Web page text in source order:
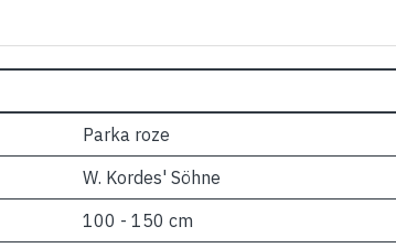
Parka roze
W. Kordes' Söhne
100 - 150 cm